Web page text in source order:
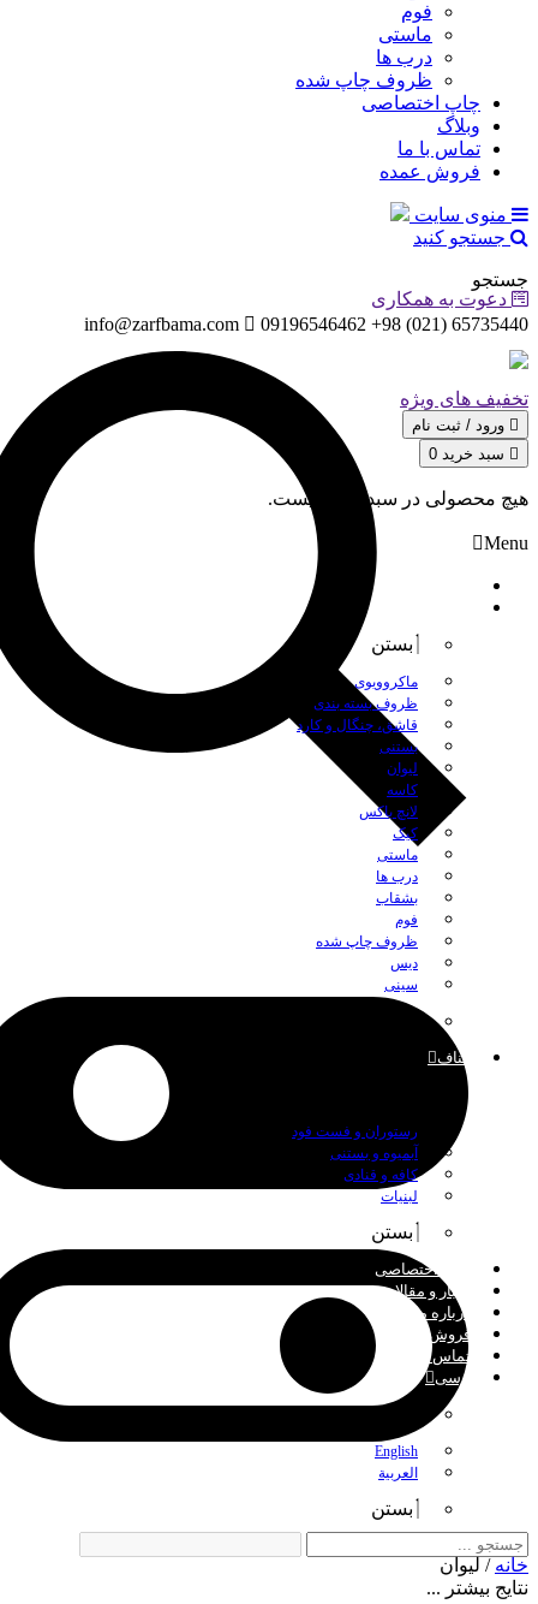
فوم
ماستی
درب ها
ظروف چاپ شده
چاپ اختصاصی
وبلاگ
تماس با ما
فروش عمده
منوی سایت
جستجو کنید
جستجو
نتایج بیشتر ...
دعوت به همکاری
65735440 (021) 98+ 09196546462
info@zarfbama.com
تخفیف های ویژه
سبد خرید 0
هیچ محصولی در سبد خرید نیست.
Menu
بستن
ماکروویوی
ظروف بسته بندی
قاشق، چنگال و کارد
بستنی
لیوان
کاسه
لانچ باکس
کیک
ماستی
درب ها
بشقاب
فوم
ظروف چاپ شده
دیس
سینی
اصناف
رستوران و فست فود
آبمیوه و بستنی
کافه و قنادی
لبنیات
بستن
چاپ اختصاصی
اخبار و مقالات
درباره ما
فروش عمده
تماس با ما
فارسی
English
العربية
بستن
خانه / لیوان